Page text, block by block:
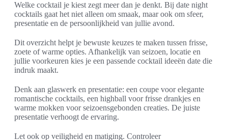
Welke cocktail je kiest zegt meer dan je denkt. Bij date night
cocktails gaat het niet alleen om smaak, maar ook om sfeer,
presentatie en de persoonlijkheid van jullie avond.
Dit overzicht helpt je bewuste keuzes te maken tussen frisse,
zoete of warme opties. Afhankelijk van seizoen, locatie en
jullie voorkeuren kies je een passende cocktail ideeën date die
indruk maakt.
Denk aan glaswerk en presentatie: een coupe voor elegante
romantische cocktails, een highball voor frisse drankjes en
warme mokken voor seizoensgebonden creaties. De juiste
presentatie verhoogt de ervaring.
Let ook op veiligheid en matiging. Controleer